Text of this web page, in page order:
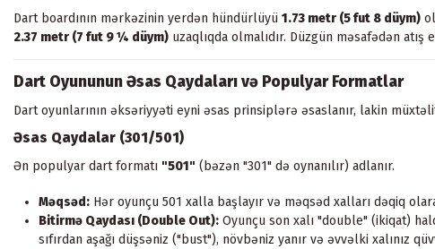
Dart boardının mərkəzinin yerdən hündürlüyü 1.73 metr (5 fut 8 düym)
2.37 metr (7 fut 9 ¼ düym) uzaqlıqda olmalıdır. Düzgün məsafədən
Dart Oyununun Əsas Qaydaları və Populyar Formatlar
Dart oyunlarının əksəriyyəti eyni əsas prinsiplərə əsaslanır, lakin
Əsas Qaydalar (301/501)
Ən populyar dart formatı "501" (bəzən "301" də oynanılır) adlanır.
Məqsəd: Hər oyunçu 501 xalla başlayır və məqsəd xalları dəqiq
Bitirmə Qaydası (Double Out): Oyunçu son xalı "double" (ikiqat)
sıfırdan aşağı düşsəniz ("bust"), növbəniz yanır və əvvəlki xalınız